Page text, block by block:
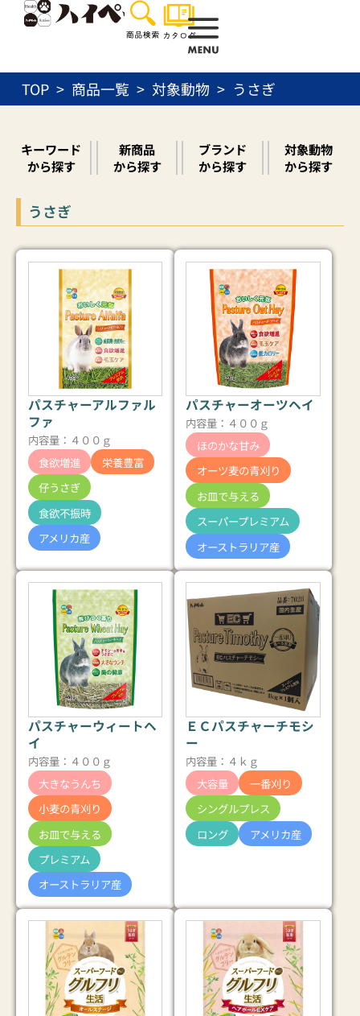
ッ
TOP 商品一覧 対象動物 うさぎ
キーワード
から探す
新商品
から探す
ブランド
から探す
対象動物
から探す
うさぎ
パスチャーアルファル
ファ
内容量：４００ｇ
食欲増進
栄養豊富
仔うさぎ
食欲不振時
アメリカ産
パスチャーオーツヘイ
内容量：４００ｇ
ほのかな甘み
オーツ麦の青刈り
お皿で与える
スーパープレミアム
オーストラリア産
パスチャーウィートヘ
イ
内容量：４００ｇ
大きなうんち
小麦の青刈り
お皿で与える
プレミアム
オーストラリア産
ＥＣパスチャーチモシ
ー
内容量：４ｋｇ
大容量
一番刈り
シングルプレス
ロング
アメリカ産